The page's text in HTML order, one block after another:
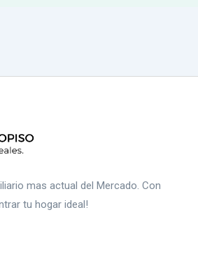
mas actual del Mercado. Con
tu hogar ideal!